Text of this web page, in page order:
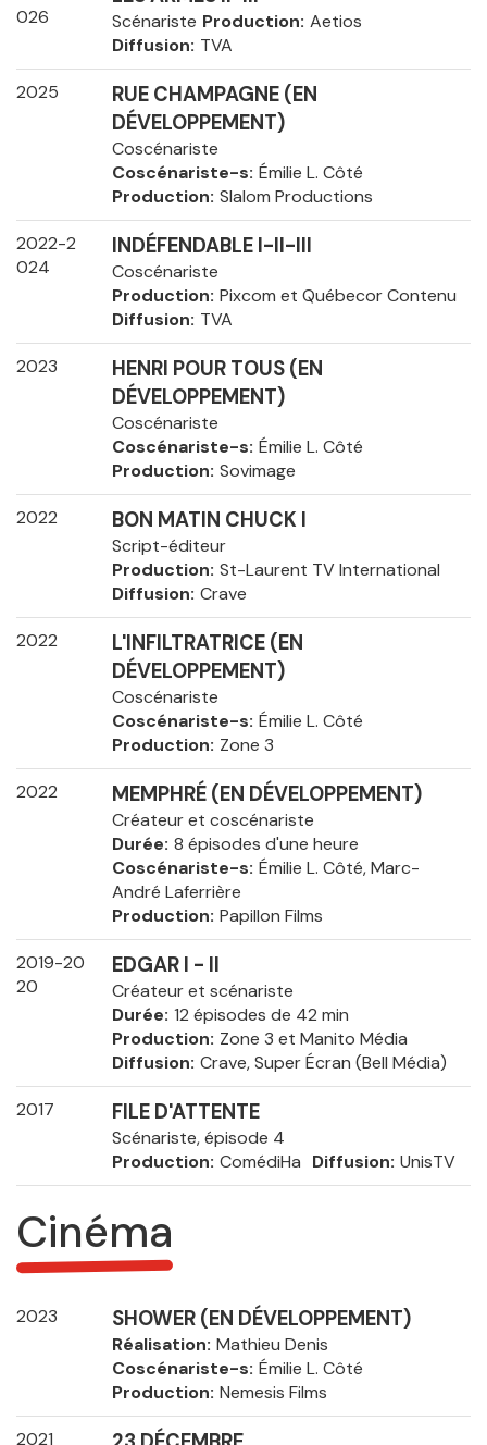
026
Scénariste Production Aetios
Diffusion TVA
2025
RUE CHAMPAGNE (EN
DÉVELOPPEMENT)
Coscénariste
Coscénariste-s Émilie L. Côté
Production Slalom Productions
2022-2
024
INDÉFENDABLE I-II-III
Coscénariste
Production Pixcom et Québecor Contenu
Diffusion TVA
2023
HENRI POUR TOUS (EN
DÉVELOPPEMENT)
Coscénariste
Coscénariste-s Émilie L. Côté
Production Sovimage
2022 BON MATIN CHUCK I
Script-éditeur
Production St-Laurent TV International
Diffusion Crave
2022
L'INFILTRATRICE (EN
DÉVELOPPEMENT)
Coscénariste
Coscénariste-s Émilie L. Côté
Production Zone 3
2022 MEMPHRÉ (EN DÉVELOPPEMENT)
Créateur et coscénariste
Durée 8 épisodes d'une heure
Coscénariste-s Émilie L. Côté, Marc-
André Laferrière
Production Papillon Films
2019-20
20
EDGAR I - II
Créateur et scénariste
Durée 12 épisodes de 42 min
Production Zone 3 et Manito Média
Diffusion Crave, Super Écran (Bell Média)
2017 FILE D'ATTENTE
Scénariste, épisode 4
Production ComédiHa Diffusion UnisTV
Cinéma
2023 SHOWER (EN DÉVELOPPEMENT)
Réalisation Mathieu Denis
Coscénariste-s Émilie L. Côté
Production Nemesis Films
2021